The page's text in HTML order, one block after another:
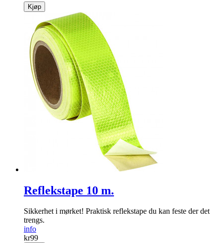
Kjøp
Reflekstape 10 m.
Sikkerhet i mørket! Praktisk reflekstape du kan feste der det
trengs.
info
kr99